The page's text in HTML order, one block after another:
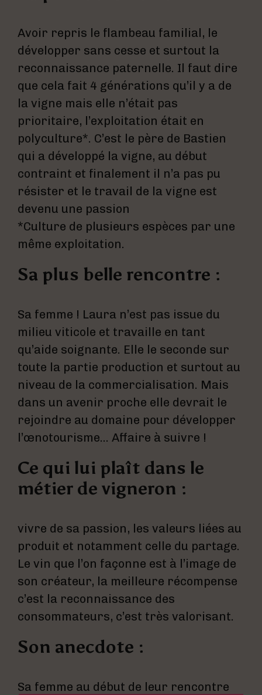
Avoir repris le flambeau familial, le
développer sans cesse et surtout la
reconnaissance paternelle. Il faut dire
que cela fait 4 générations qu’il y a de
la vigne mais elle n’était pas
prioritaire, l’exploitation était en
polyculture*. C’est le père de Bastien
qui a développé la vigne, au début
contraint et finalement il n’a pas pu
résister et le travail de la vigne est
devenu une passion
*Culture de plusieurs espèces par une
même exploitation.
Sa plus belle rencontre :
Sa femme ! Laura n’est pas issue du
milieu viticole et travaille en tant
qu’aide soignante. Elle le seconde sur
toute la partie production et surtout au
niveau de la commercialisation. Mais
dans un avenir proche elle devrait le
rejoindre au domaine pour développer
l’œnotourisme… Affaire à suivre !
Ce qui lui plaît dans le
métier de vigneron :
vivre de sa passion, les valeurs liées au
produit et notamment celle du partage.
Le vin que l’on façonne est à l’image de
son créateur, la meilleure récompense
c’est la reconnaissance des
consommateurs, c’est très valorisant.
Son anecdote :
Sa femme au début de leur rencontre